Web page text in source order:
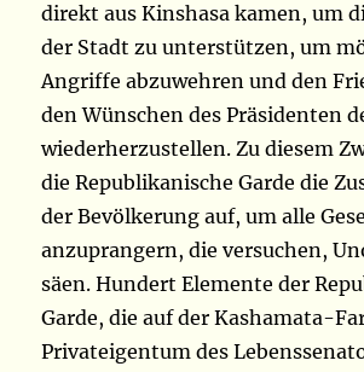
direkt aus Kinshasa kamen, um
der Stadt zu unterstützen, um
Angriffe abzuwehren und den
den Wünschen des Präsidenten
wiederherzustellen. Zu diesem
die Republikanische Garde die
der Bevölkerung auf, um alle
anzuprangern, die versuchen,
säen. Hundert Elemente der
Garde, die auf der Kashamata-
Privateigentum des